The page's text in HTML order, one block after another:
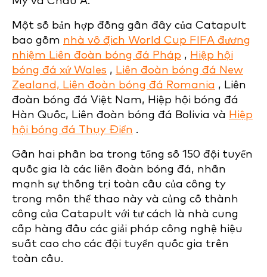
Một số bản hợp đồng gần đây của Catapult
bao gồm nhà vô địch World Cup FIFA đương
nhiệm Liên đoàn bóng đá Pháp , Hiệp hội
bóng đá xứ Wales , Liên đoàn bóng đá New
Zealand, Liên đoàn bóng đá Romania , Liên
đoàn bóng đá Việt Nam, Hiệp hội bóng đá
Hàn Quốc, Liên đoàn bóng đá Bolivia và Hiệp
hội bóng đá Thụy Điển .
Gần hai phần ba trong tổng số 150 đội tuyển
quốc gia là các liên đoàn bóng đá, nhấn
mạnh sự thống trị toàn cầu của công ty
trong môn thể thao này và củng cố thành
công của Catapult với tư cách là nhà cung
cấp hàng đầu các giải pháp công nghệ hiệu
suất cao cho các đội tuyển quốc gia trên
toàn cầu.